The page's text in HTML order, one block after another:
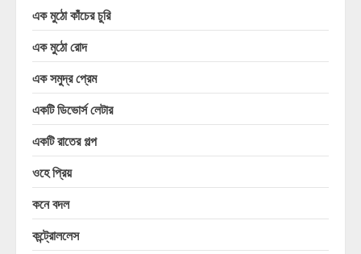
এক মুঠো কাঁচের চুরি
এক মুঠো রোদ
এক সমুদ্র প্রেম
একটি ডিভোর্স লেটার
একটি রাতের গল্প
ওহে প্রিয়
কনে বদল
কন্ট্রোললেস